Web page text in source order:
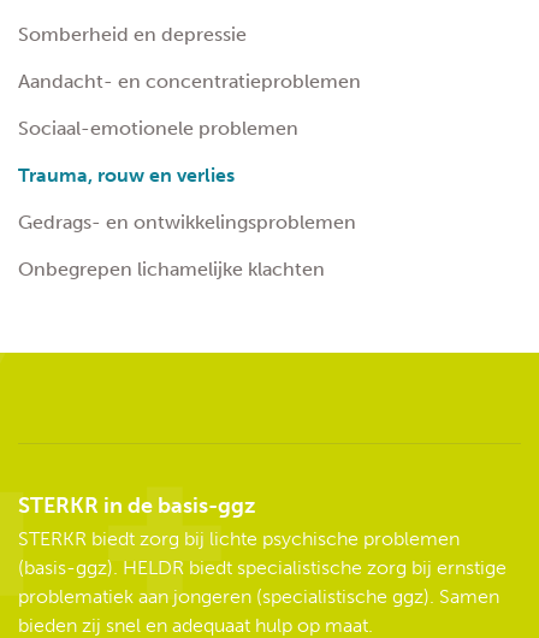
Somberheid en depressie
Aandacht- en concentratieproblemen
Sociaal-emotionele problemen
Trauma, rouw en verlies
Gedrags- en ontwikkelingsproblemen
Onbegrepen lichamelijke klachten
STERKR in de basis-ggz
STERKR biedt zorg bij lichte psychische problemen
(basis-ggz). HELDR biedt specialistische zorg bij ernstige
problematiek aan jongeren (specialistische ggz). Samen
bieden zij snel en adequaat hulp op maat.